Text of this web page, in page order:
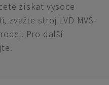
získat vysoce
stroj LVD MVS-
Pro další